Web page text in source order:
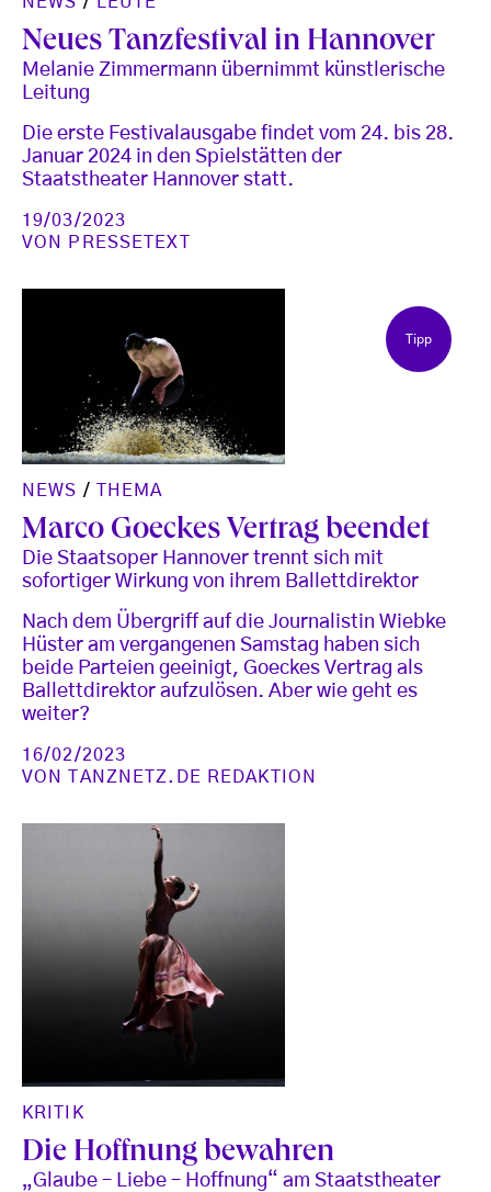
Neues Tanzfestival in Hannover
Melanie Zimmermann übernimmt künstlerische
Leitung
Die erste Festivalausgabe findet vom 24. bis 28.
Januar 2024 in den Spielstätten der
Staatstheater Hannover statt.
19/03/2023
VON
PRESSETEXT
Tipp
NEWS / THEMA
Marco Goeckes Vertrag beendet
Die Staatsoper Hannover trennt sich mit
sofortiger Wirkung von ihrem Ballettdirektor
Nach dem Übergriff auf die Journalistin Wiebke
Hüster am vergangenen Samstag haben sich
beide Parteien geeinigt, Goeckes Vertrag als
Ballettdirektor aufzulösen. Aber wie geht es
weiter?
16/02/2023
VON
TANZNETZ.DE REDAKTION
KRITIK
Die Hoffnung bewahren
„Glaube – Liebe – Hoffnung“ am Staatstheater